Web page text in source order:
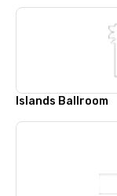
Islands Ballroom